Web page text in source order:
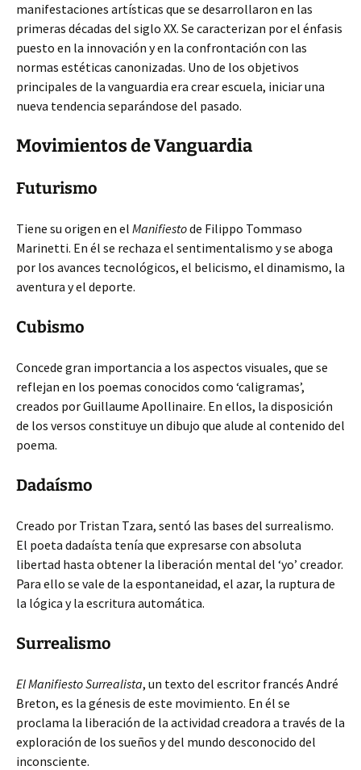
manifestaciones artísticas que se desarrollaron en las
primeras décadas del siglo XX. Se caracterizan por el énfasis
puesto en la innovación y en la confrontación con las
normas estéticas canonizadas. Uno de los objetivos
principales de la vanguardia era crear escuela, iniciar una
nueva tendencia separándose del pasado.
Movimientos de Vanguardia
Futurismo
Tiene su origen en el Manifiestode Filippo Tommaso
Marinetti. En él se rechaza el sentimentalismo y se aboga
por los avances tecnológicos, el belicismo, el dinamismo, la
aventura y el deporte.
Cubismo
Concede gran importancia a los aspectos visuales, que se
reflejan en los poemas conocidos como ‘caligramas’,
creados por Guillaume Apollinaire. En ellos, la disposición
de los versos constituye un dibujo que alude al contenido del
poema.
Dadaísmo
Creado por Tristan Tzara, sentó las bases del surrealismo.
El poeta dadaísta tenía que expresarse con absoluta
libertad hasta obtener la liberación mental del ‘yo’ creador.
Para ello se vale de la espontaneidad, el azar, la ruptura de
la lógica y la escritura automática.
Surrealismo
El Manifiesto Surrealista, un texto del escritor francés André
Breton, es la génesis de este movimiento. En él se
proclama la liberación de la actividad creadora a través de la
exploración de los sueños y del mundo desconocido del
inconsciente.